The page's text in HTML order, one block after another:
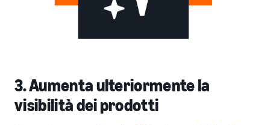
3. Aumenta ulteriormente la
visibilità dei prodotti